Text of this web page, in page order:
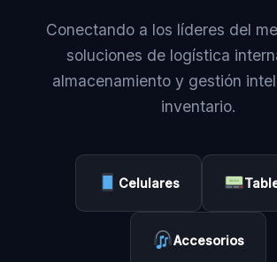
Conectando a los líderes del
soluciones de logística
almacenamiento y gestión
inventario.
Celulares
Accesorios